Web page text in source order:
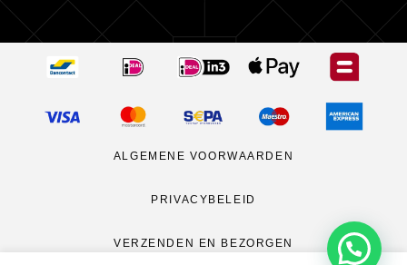
ALGEMENE VOORWAARDEN
PRIVACYBELEID
VERZENDEN EN BEZORGEN